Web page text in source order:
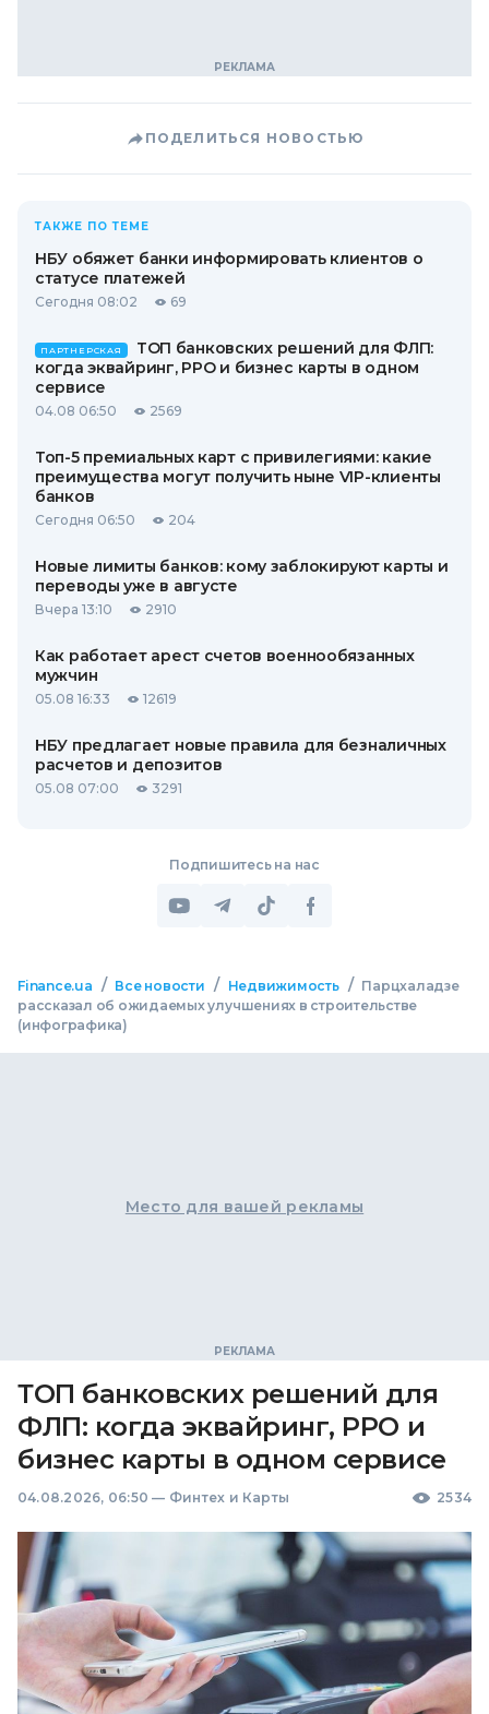
ПОДЕЛИТЬСЯ НОВОСТЬЮ
ТАКЖЕ ПО ТЕМЕ
НБУ обяжет банки информировать клиентов о
статусе платежей
Сегодня 08:02 69
ПАРТНЕРСКАЯ
ТОП банковских решений для ФЛП:
когда эквайринг, РРО и бизнес карты в одном
сервисе
04.08 06:50 2569
Топ-5 премиальных карт с привилегиями: какие
преимущества могут получить ныне VIP-клиенты
банков
Сегодня 06:50 204
Новые лимиты банков: кому заблокируют карты и
переводы уже в августе
Вчера 13:10 2910
Как работает арест счетов военнообязанных
мужчин
05.08 16:33 12619
НБУ предлагает новые правила для безналичных
расчетов и депозитов
05.08 07:00 3291
Подпишитесь на нас
Finance.ua / Все новости / Недвижимость / Парцхаладзе
рассказал об ожидаемых улучшениях в строительстве
(инфографика)
Место для вашей рекламы
ТОП банковских решений для
ФЛП: когда эквайринг, РРО и
бизнес карты в одном сервисе
04.08.2026, 06:50 — Финтех и Карты 2534